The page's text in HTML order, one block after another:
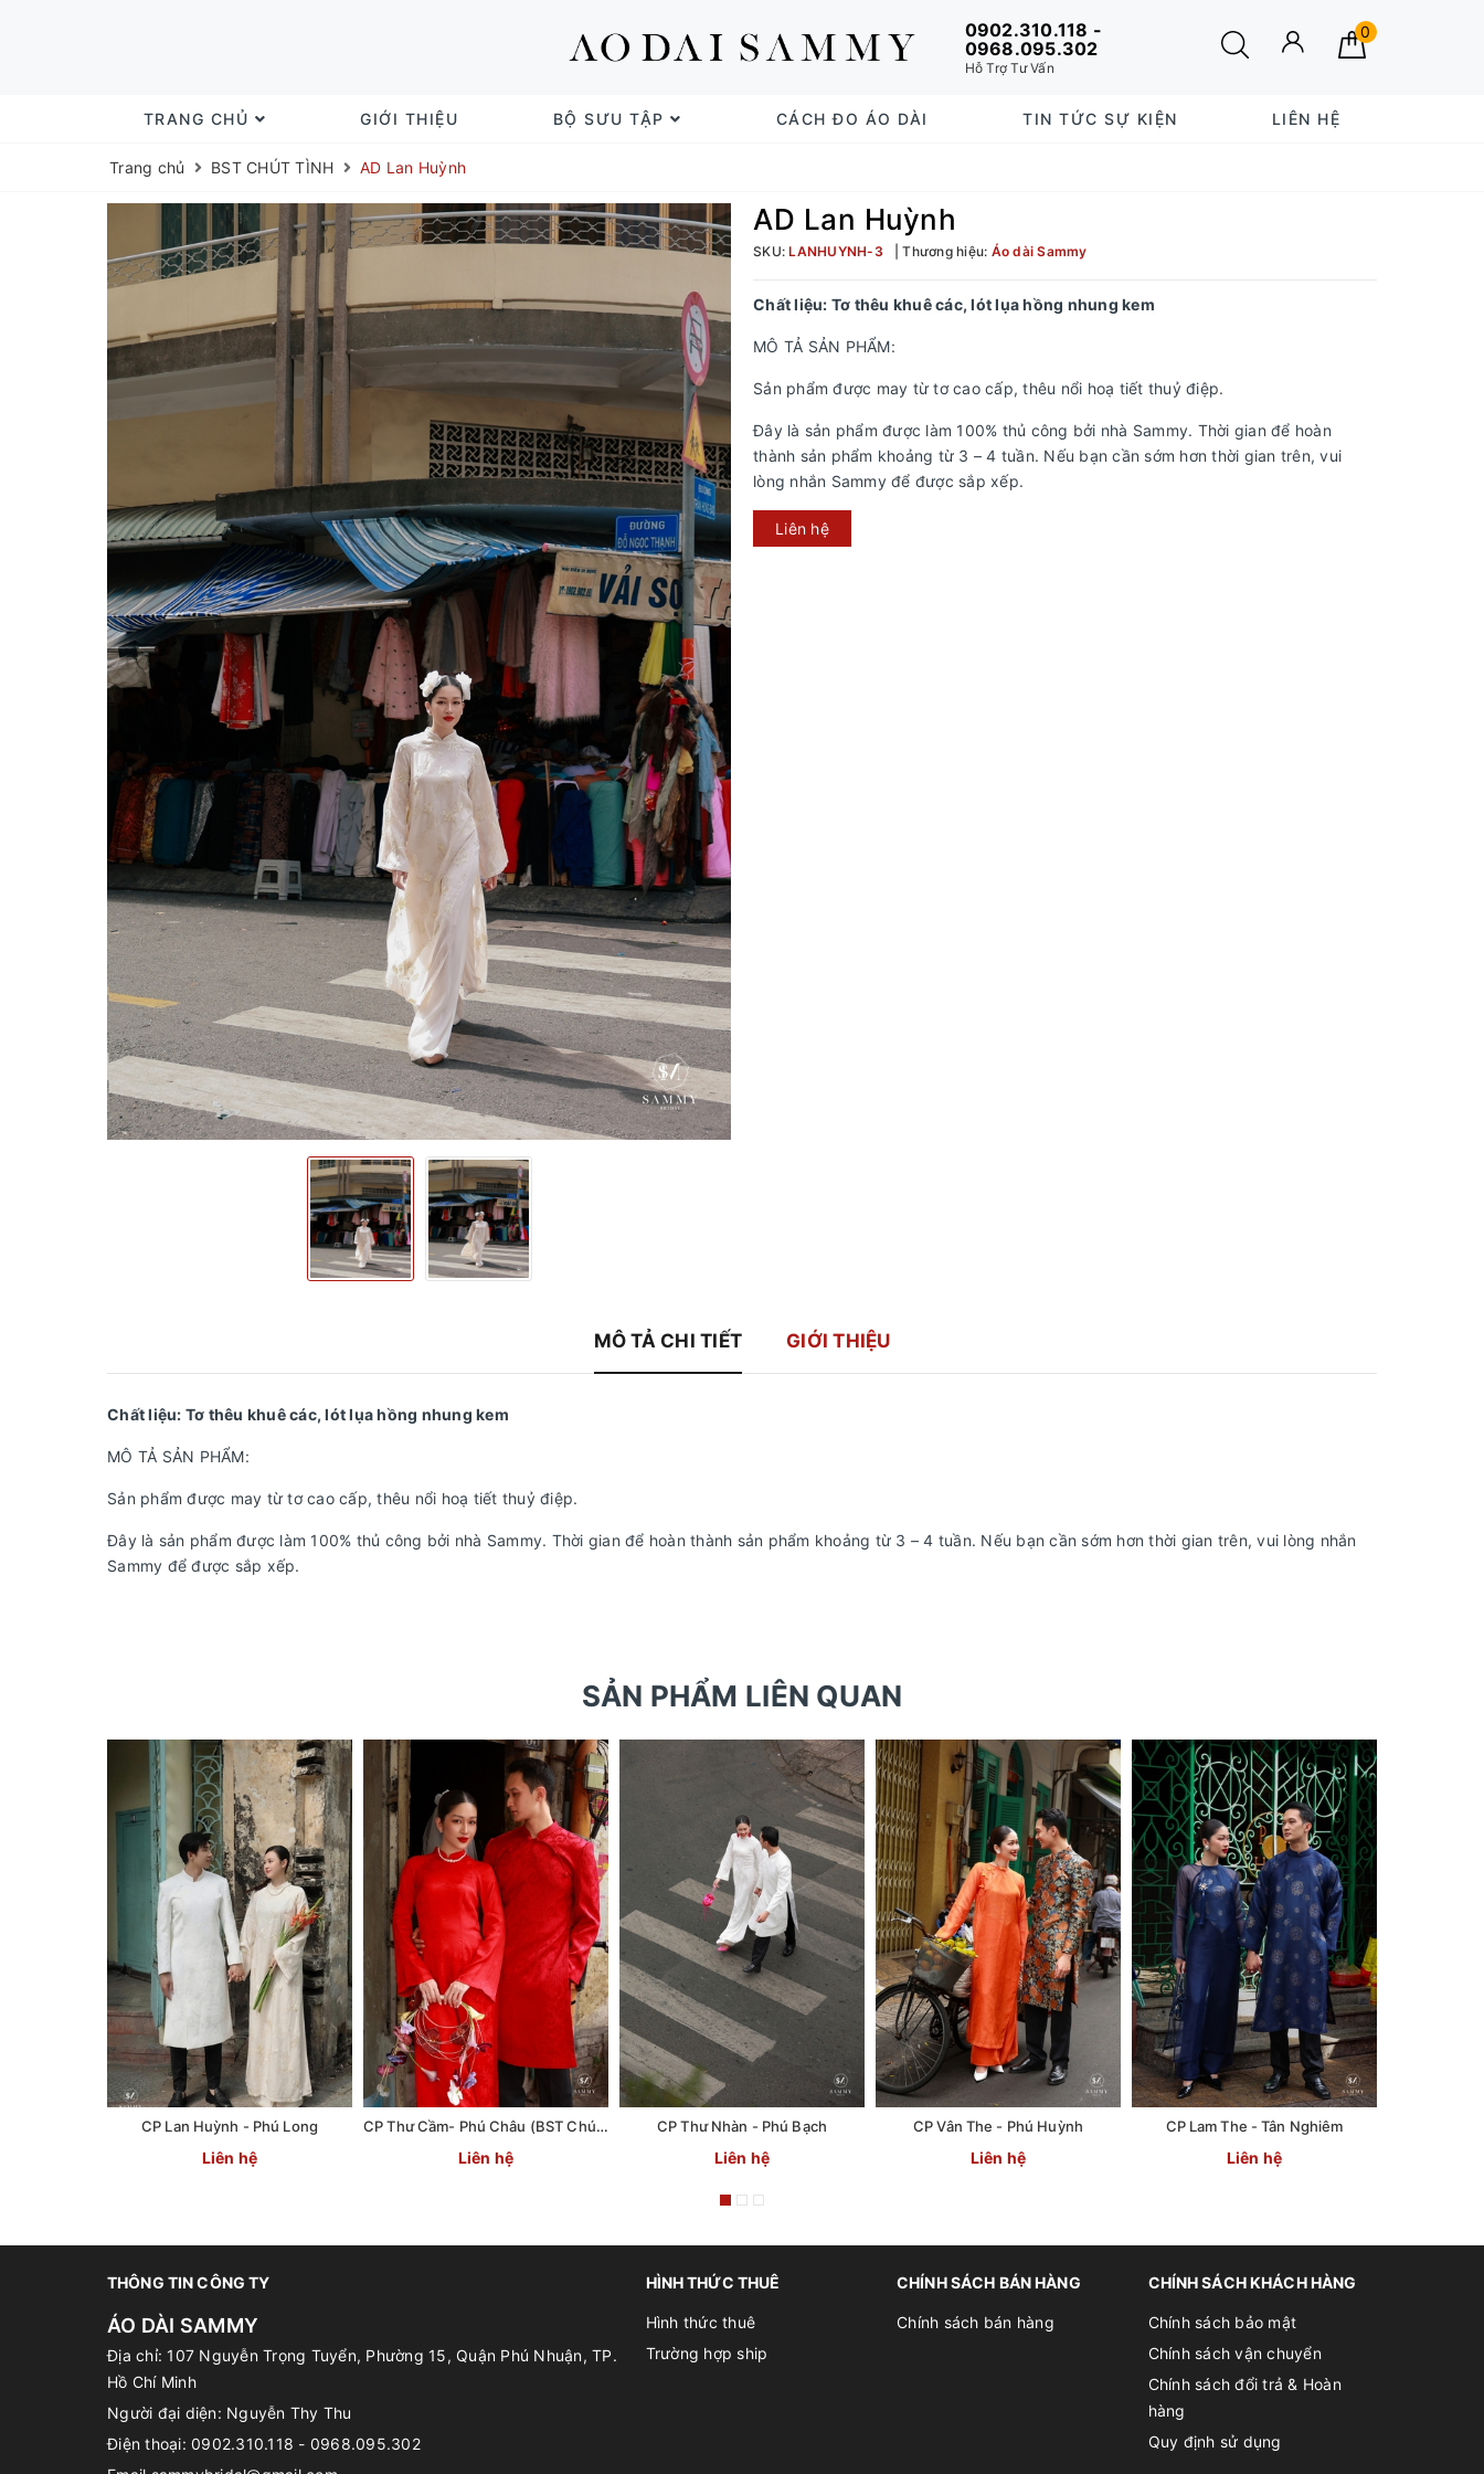
0902.310.118 -
0968.095.302
Hỗ Trợ Tư Vấn
0
TRANG CHỦ GIỚI THIỆU BỘ SƯU TẬP CÁCH ĐO ÁO DÀI TIN TỨC SỰ KIỆN LIÊN HỆ
Trang chủ BST CHÚT TÌNH AD Lan Huỳnh
AD Lan Huỳnh
SKU:LANHUYNH-3 Thương hiệu: Áo dài Sammy
Chất liệu: Tơ thêu khuê các, lót lụa hồng nhung kem
MÔ TẢ SẢN PHẨM:
Sản phẩm được may từ tơ cao cấp, thêu nổi hoạ tiết thuỷ điệp.
Đây là sản phẩm được làm 100% thủ công bởi nhà Sammy. Thời gian để hoàn
thành sản phẩm khoảng từ 3 – 4 tuần. Nếu bạn cần sớm hơn thời gian trên, vui
lòng nhắn Sammy để được sắp xếp.
Liên hệ
MÔ TẢ CHI TIẾT GIỚI THIỆU
Chất liệu: Tơ thêu khuê các, lót lụa hồng nhung kem
MÔ TẢ SẢN PHẨM:
Sản phẩm được may từ tơ cao cấp, thêu nổi hoạ tiết thuỷ điệp.
Đây là sản phẩm được làm 100% thủ công bởi nhà Sammy. Thời gian để hoàn thành sản phẩm khoảng từ 3 – 4 tuần. Nếu bạn cần sớm hơn thời gian trên, vui lòng nhắn
Sammy để được sắp xếp.
SẢN PHẨM LIÊN QUAN
CP Lan Huỳnh - Phú Long
Liên hệ
CP Thư Cầm- Phú Châu (BST Chút Tình)
Liên hệ
CP Thư Nhàn - Phú Bạch
Liên hệ
CP Vân The - Phú Huỳnh
Liên hệ
CP Lam The - Tân Nghiêm
Liên hệ
THÔNG TIN CÔNG TY
ÁO DÀI SAMMY
Địa chỉ: 107 Nguyễn Trọng Tuyển, Phường 15, Quận Phú Nhuận, TP.
Hồ Chí Minh
Người đại diện: Nguyễn Thy Thu
Điện thoại: 0902.310.118 - 0968.095.302
HÌNH THỨC THUÊ
Hình thức thuê
Trường hợp ship
CHÍNH SÁCH BÁN HÀNG
Chính sách bán hàng
CHÍNH SÁCH KHÁCH HÀNG
Chính sách bảo mật
Chính sách vận chuyển
Chính sách đổi trả & Hoàn
hàng
Quy định sử dụng